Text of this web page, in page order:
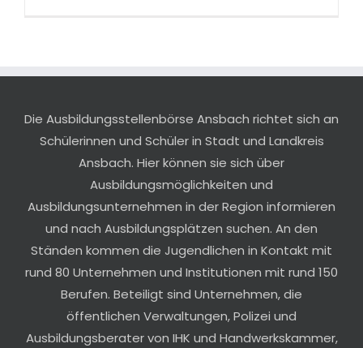
Die Ausbildungsstellenbörse Ansbach richtet sich an
Schülerinnen und Schüler in Stadt und Landkreis
Ansbach. Hier können sie sich über
Ausbildungsmöglichkeiten und
Ausbildungsunternehmen in der Region informieren
und nach Ausbildungsplätzen suchen. An den
Ständen kommen die Jugendlichen in Kontakt mit
rund 80 Unternehmen und Institutionen mit rund 150
Berufen. Beteiligt sind Unternehmen, die
öffentlichen Verwaltungen, Polizei und
Ausbildungsberater von IHK und Handwerkskammer,